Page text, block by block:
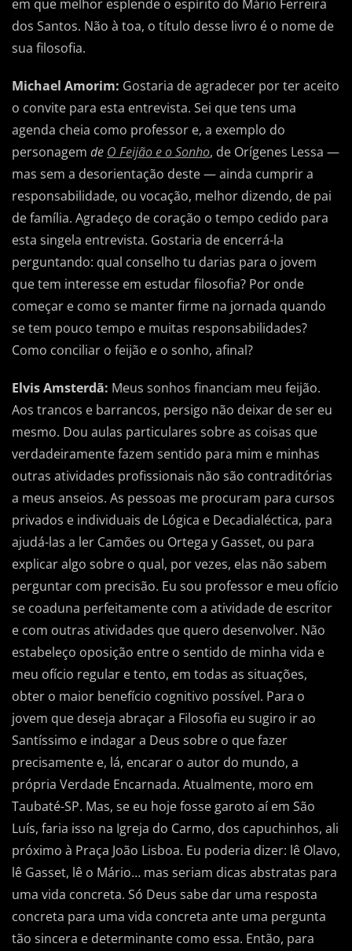
em que melhor esplende o espírito do Mário Ferreira
dos Santos. Não à toa, o título desse livro é o nome de
sua filosofia.
Michael Amorim: Gostaria de agradecer por ter aceito
o convite para esta entrevista. Sei que tens uma
agenda cheia como professor e, a exemplo do
personagem de O Feijão e o Sonho, de Orígenes Lessa —
mas sem a desorientação deste — ainda cumprir a
responsabilidade, ou vocação, melhor dizendo, de pai
de família. Agradeço de coração o tempo cedido para
esta singela entrevista. Gostaria de encerrá-la
perguntando: qual conselho tu darias para o jovem
que tem interesse em estudar filosofia? Por onde
começar e como se manter firme na jornada quando
se tem pouco tempo e muitas responsabilidades?
Como conciliar o feijão e o sonho, afinal?
Elvis Amsterdã: Meus sonhos financiam meu feijão.
Aos trancos e barrancos, persigo não deixar de ser eu
mesmo. Dou aulas particulares sobre as coisas que
verdadeiramente fazem sentido para mim e minhas
outras atividades profissionais não são contraditórias
a meus anseios. As pessoas me procuram para cursos
privados e individuais de Lógica e Decadialéctica, para
ajudá-las a ler Camões ou Ortega y Gasset, ou para
explicar algo sobre o qual, por vezes, elas não sabem
perguntar com precisão. Eu sou professor e meu ofício
se coaduna perfeitamente com a atividade de escritor
e com outras atividades que quero desenvolver. Não
estabeleço oposição entre o sentido de minha vida e
meu ofício regular e tento, em todas as situações,
obter o maior benefício cognitivo possível. Para o
jovem que deseja abraçar a Filosofia eu sugiro ir ao
Santíssimo e indagar a Deus sobre o que fazer
precisamente e, lá, encarar o autor do mundo, a
própria Verdade Encarnada. Atualmente, moro em
Taubaté-SP. Mas, se eu hoje fosse garoto aí em São
Luís, faria isso na Igreja do Carmo, dos capuchinhos, ali
próximo à Praça João Lisboa. Eu poderia dizer: lê Olavo,
lê Gasset, lê o Mário… mas seriam dicas abstratas para
uma vida concreta. Só Deus sabe dar uma resposta
concreta para uma vida concreta ante uma pergunta
tão sincera e determinante como essa. Então, para